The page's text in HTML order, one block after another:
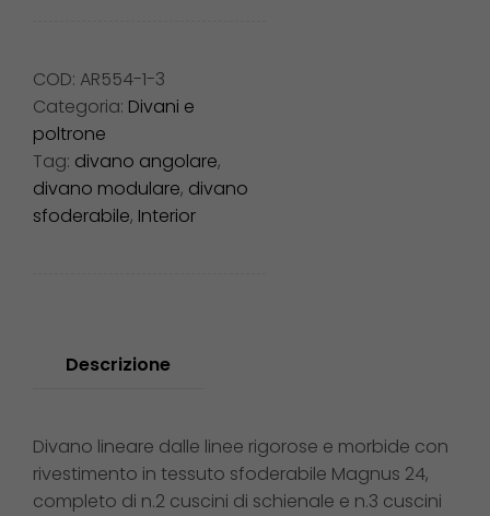
COD: AR554-1-3
Categoria: Divani e
poltrone
Tag: divano angolare,
divano modulare, divano
sfoderabile, Interior
Descrizione
Divano lineare dalle linee rigorose e morbide con
rivestimento in tessuto sfoderabile Magnus 24,
completo di n.2 cuscini di schienale e n.3 cuscini